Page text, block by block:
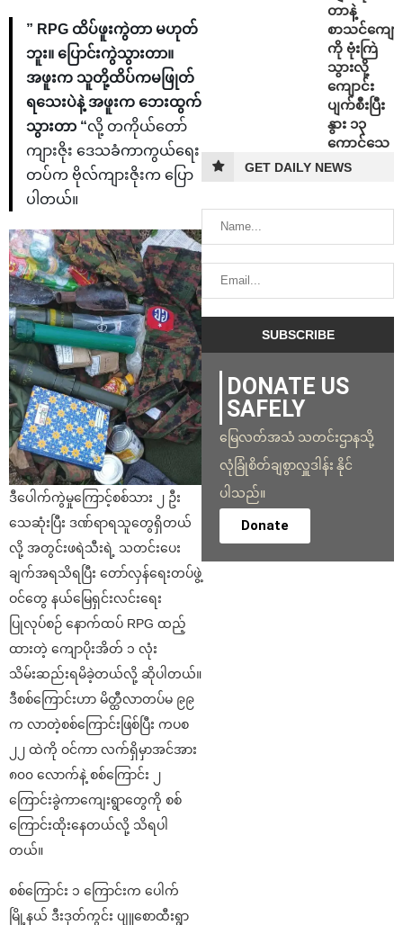
” RPG ထိပ်ဖူးကွဲတာ မဟုတ်
ဘူး။ ပြောင်းကွဲသွားတာ။
အဖူးက သူတို့ထိပ်ကမဖြုတ်
ရသေးပဲနဲ့ အဖူးက ဘေးထွက်
သွားတာ “လို့ တကိုယ်တော်
ကျားဇိုး ဒေသခံကာကွယ်ရေး
တပ်က ဗိုလ်ကျားဇိုးက ပြော
ပါတယ်။
ဒီပေါက်ကွဲမှုကြောင့်စစ်သား ၂ ဦး
သေဆုံးပြီး ဒဏ်ရာရသူတွေရှိတယ်
လို့ အတွင်းဖရဲသီးရဲ့ သတင်းပေး
ချက်အရသိရပြီး တော်လှန်ရေးတပ်ဖွဲ့
ဝင်တွေ နယ်မြေရှင်းလင်းရေး
ပြုလုပ်စဉ် နောက်ထပ် RPG ထည့်
ထားတဲ့ ကျောပိုးအိတ် ၁ လုံး
သိမ်းဆည်းရမိခဲ့တယ်လို့ ဆိုပါတယ်။
ဒီစစ်ကြောင်းဟာ မိတ္ထီလာတပ်မ ၉၉
က လာတဲ့စစ်ကြောင်းဖြစ်ပြီး ကပစ
၂၂ ထဲကို ဝင်ကာ လက်ရှိမှာအင်အား
၈၀၀ လောက်နဲ့ စစ်ကြောင်း ၂
ကြောင်းခွဲကာကျေးရွာတွေကို စစ်
ကြောင်းထိုးနေတယ်လို့ သိရပါ
တယ်။
စစ်ကြောင်း ၁ ကြောင်းက ပေါက်
မြို့နယ် ဒီးဒုတ်ကွင်း ပျူစောထီးရွာ
တာနဲ့
စာသင်ကျော
ကို ဗုံးကြဲ
သွားလို့
ကျောင်း
ပျက်စီးပြီး
နွား ၁၃
ကောင်သေ
GET DAILY NEWS
DONATE US
SAFELY
မြေလတ်အသံ သတင်းဌာနသို့
လုံခြုံစိတ်ချစွာလှူဒါန်း နိုင်
ပါသည်။
Donate